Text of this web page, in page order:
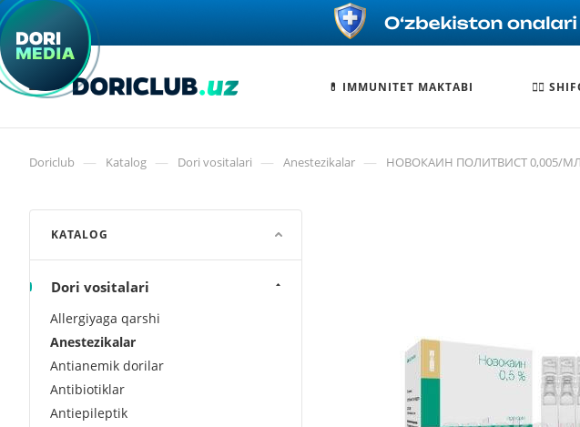
💊 IMMUNITET MAKTABI 🧑‍⚕️
Doriclub — Katalog — Dori vositalari — Anestezikalar — НОВОКАИН ПОЛИТВИСТ 0,005/МЛ
KATALOG
Dori vositalari
Allergiyaga qarshi
Anestezikalar
Antianemik dorilar
Antibiotiklar
Antiepileptik